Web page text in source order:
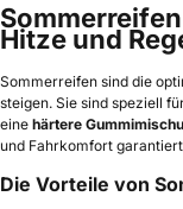
Hitze und
Sommerreifen sind die
steigen. Sie sind speziell
eine härtere
und Fahrkomfort
Die Vorteile von